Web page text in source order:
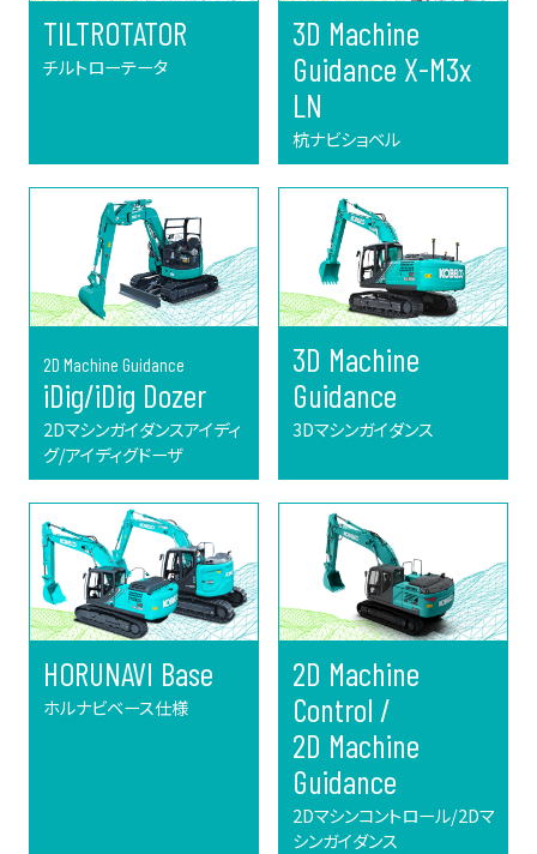
TILTROTATOR
チルトローテータ
3D Machine
Guidance X-M3x
LN
杭ナビショベル
2D Machine Guidance
iDig/iDig Dozer
2Dマシンガイダンスアイディ
グ/アイディグドーザ
3D Machine
Guidance
3Dマシンガイダンス
HORUNAVI Base
ホルナビベース仕様
2D Machine
Control /
2D Machine
Guidance
2Dマシンコントロール/2Dマ
シンガイダンス